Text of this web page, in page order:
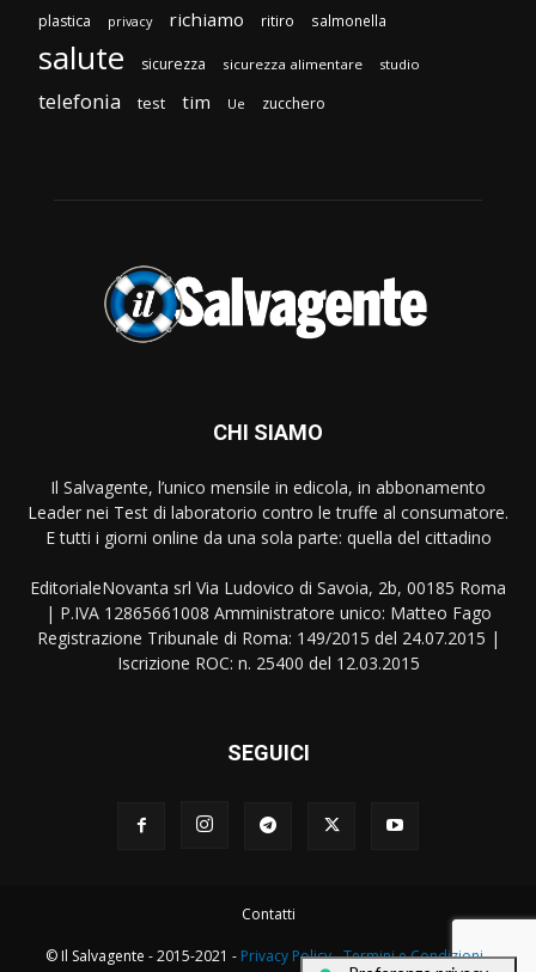
plastica privacy richiamo ritiro salmonella
salute sicurezza sicurezza alimentare studio
telefonia test tim Ue zucchero
CHI SIAMO
Il Salvagente, l’unico mensile in edicola, in abbonamento
Leader nei Test di laboratorio contro le truffe al consumatore.
E tutti i giorni online da una sola parte: quella del cittadino
EditorialeNovanta srl Via Ludovico di Savoia, 2b, 00185 Roma
| P.IVA 12865661008 Amministratore unico: Matteo Fago
Registrazione Tribunale di Roma: 149/2015 del 24.07.2015 |
Iscrizione ROC: n. 25400 del 12.03.2015
SEGUICI
Contatti
© Il Salvagente - 2015-2021 - Privacy Policy-Termini e Condizioni-